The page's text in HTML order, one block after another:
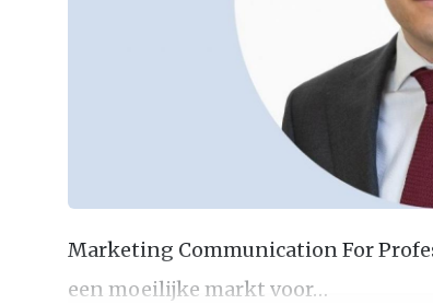
Marketing Communication For
een moeilijke markt voor…